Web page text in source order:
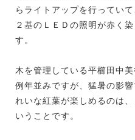
らライトアップを行ってい
２基のＬＥＤの照明が赤く
す。
木を管理している平櫛田中
例年並みですが、猛暑の影
れいな紅葉が楽しめるのは
いうことです。